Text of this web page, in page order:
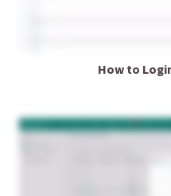
How to